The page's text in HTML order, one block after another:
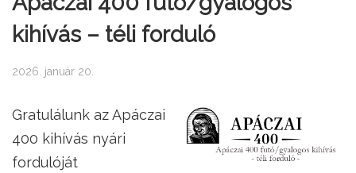
kihívás – téli forduló
2026. január 20.
Gratulálunk az Apáczai
400 kihívás nyári
fordulóját